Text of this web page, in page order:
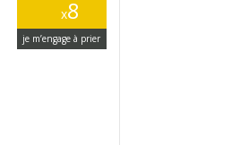
x8
je m’engage à prier